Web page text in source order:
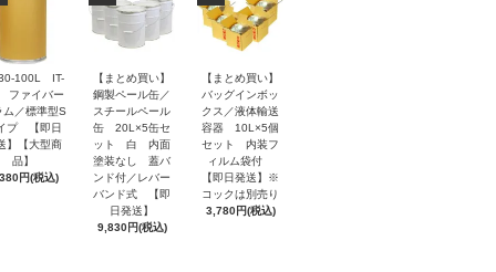
100L IT-
ファイバー
ム／標準型S
プ 【即日
】【大型商
品】
円(税込)
【まとめ買い】
鋼製ペール缶／
スチールペール
缶 20L×5缶セ
ット 白 内面
塗装なし 蓋バ
ンド付／レバー
バンド式 【即
日発送】
9,830円(税込)
【まとめ買い】
バッグインボッ
クス／液体輸送
容器 10L×5個
セット 内装フ
ィルム袋付
【即日発送】※
コックは別売り
3,780円(税込)